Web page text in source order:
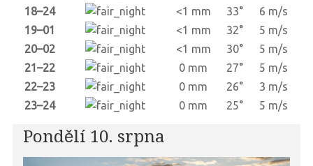
18–24
<1 mm 33°
6 m/s
19–01
<1 mm 32°
5 m/s
20–02
<1 mm 30°
5 m/s
21–22
0 mm 27°
5 m/s
22–23
0 mm 26°
3 m/s
23–24
0 mm 25° 5 m/s
Pondělí 10. srpna